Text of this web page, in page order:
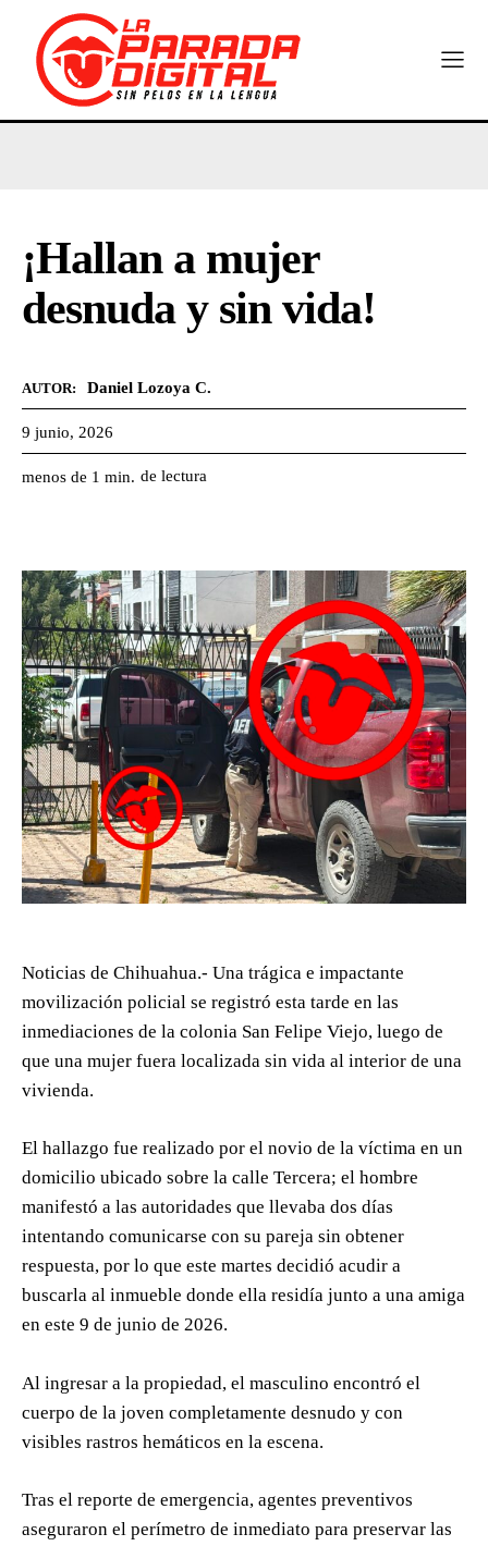
¡Hallan a mujer
desnuda y sin vida!
AUTOR: Daniel Lozoya C.
9 junio, 2026
menos de 1 min. de lectura
Noticias de Chihuahua.- Una trágica e impactante
movilización policial se registró esta tarde en las
inmediaciones de la colonia San Felipe Viejo, luego de
que una mujer fuera localizada sin vida al interior de una
vivienda.
El hallazgo fue realizado por el novio de la víctima en un
domicilio ubicado sobre la calle Tercera; el hombre
manifestó a las autoridades que llevaba dos días
intentando comunicarse con su pareja sin obtener
respuesta, por lo que este martes decidió acudir a
buscarla al inmueble donde ella residía junto a una amiga
en este 9 de junio de 2026.
Al ingresar a la propiedad, el masculino encontró el
cuerpo de la joven completamente desnudo y con
visibles rastros hemáticos en la escena.
Tras el reporte de emergencia, agentes preventivos
aseguraron el perímetro de inmediato para preservar las